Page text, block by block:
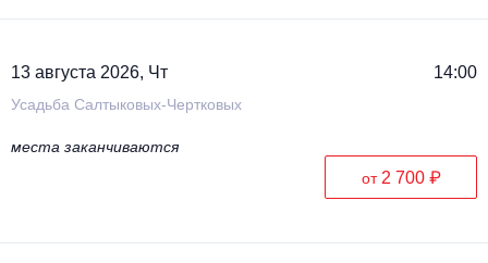
13 августа 2026, Чт 14:00
Усадьба Салтыковых-Чертковых
места заканчиваются
от 2 700 ₽